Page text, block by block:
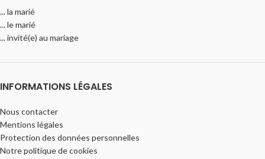
... la marié
... le marié
... invité(e) au mariage
INFORMATIONS LÉGALES
Nous contacter
Mentions légales
Protection des données personnelles
Notre politique de cookies